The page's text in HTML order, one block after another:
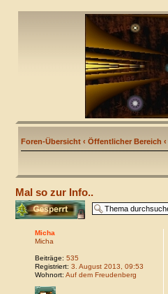
Foren-Übersicht ‹ Öffentlicher Bereich ‹
Mal so zur Info..
Thema gesperrt
Micha
Micha
Beiträge: 535
Registriert: 3. August 2013, 09:53
Wohnort: Auf dem Freudenberg